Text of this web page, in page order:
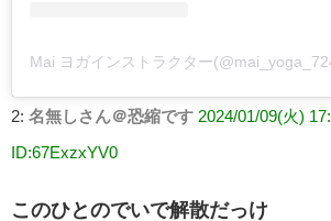
2: 名無しさん＠恐縮です 2024/01/09(火)
ID:67ExzxYV0
このひとのでいで解散だっけ